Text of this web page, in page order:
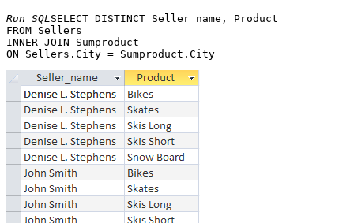
Run SQL SELECT DISTINCT Seller_name, Product
FROM Sellers
INNER JOIN Sumproduct